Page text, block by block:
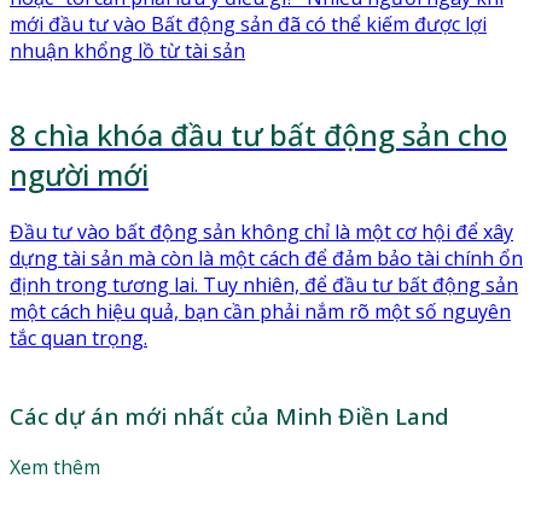
mới đầu tư vào Bất động sản đã có thể kiếm được lợi
nhuận khổng lồ từ tài sản
8 chìa khóa đầu tư bất động sản cho
người mới
Đầu tư vào bất động sản không chỉ là một cơ hội để xây
dựng tài sản mà còn là một cách để đảm bảo tài chính ổn
định trong tương lai. Tuy nhiên, để đầu tư bất động sản
một cách hiệu quả, bạn cần phải nắm rõ một số nguyên
tắc quan trọng.
Các dự án mới nhất của Minh Điền Land
Xem thêm